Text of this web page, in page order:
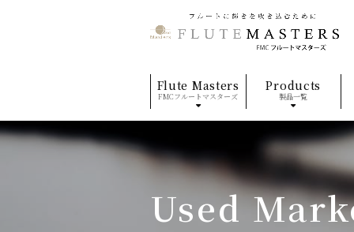
Flute Masters
FMCフルートマスターズ
Products
製品一覧
Used